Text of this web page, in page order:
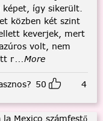
képet, így sikerült.
közben két szint
keverjek, mert
volt, nem
r...More
50 4